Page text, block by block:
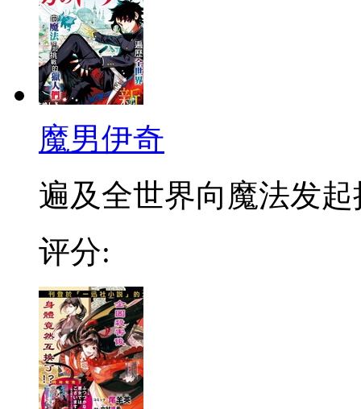
魔男伊奇
遍及全世界向魔法发起
评分: